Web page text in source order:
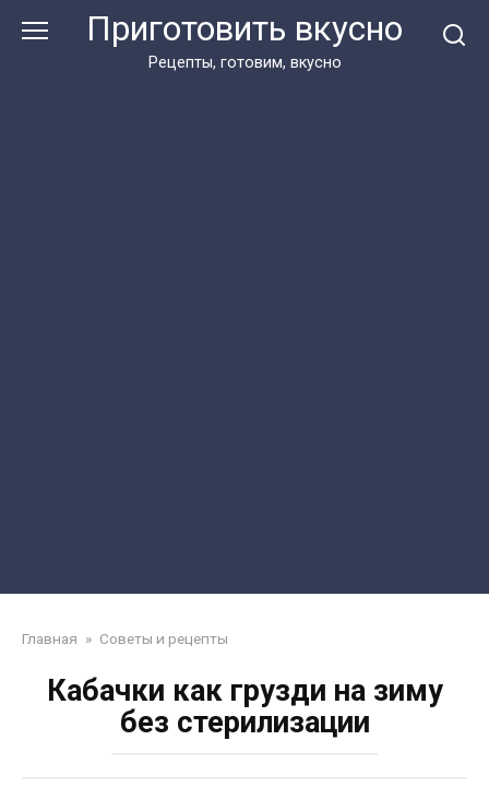
Приготовить вкусно
Рецепты, готовим, вкусно
Главная » Советы и рецепты
Кабачки как грузди на зиму
без стерилизации